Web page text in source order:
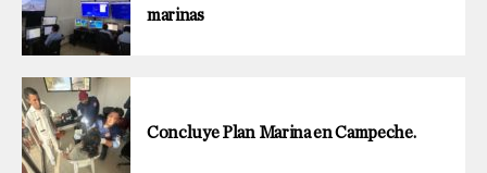
marinas
Concluye Plan Marina en Campeche.